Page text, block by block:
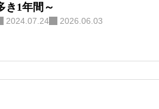
き1年間～
2024.07.24 2026.06.03